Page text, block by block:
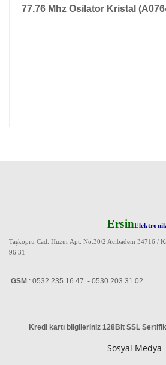
77.76 Mhz Osilator Kristal
ErsinElektronik
Taşköprü Cad. Huzur Apt. No:30/2 Acıbadem 34716 /
96 31
GSM : 0532 235 16 47 - 0530 203 31 02
Kredi kartı bilgileriniz 128Bit SSL
Sosyal Medya